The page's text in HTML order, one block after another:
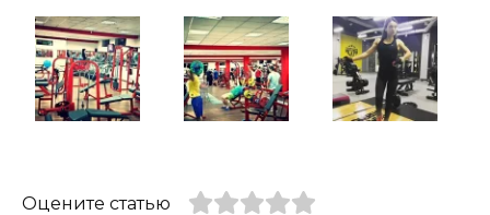
Оцените статью